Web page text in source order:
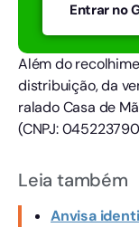
Entrar no
Além do
distribuição, da
ralado Casa de
(CNPJ:
Leia também
Anvisa